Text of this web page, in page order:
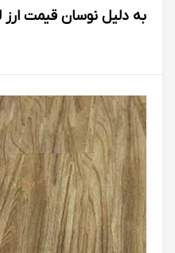
به دلیل نوسان قیمت ارز